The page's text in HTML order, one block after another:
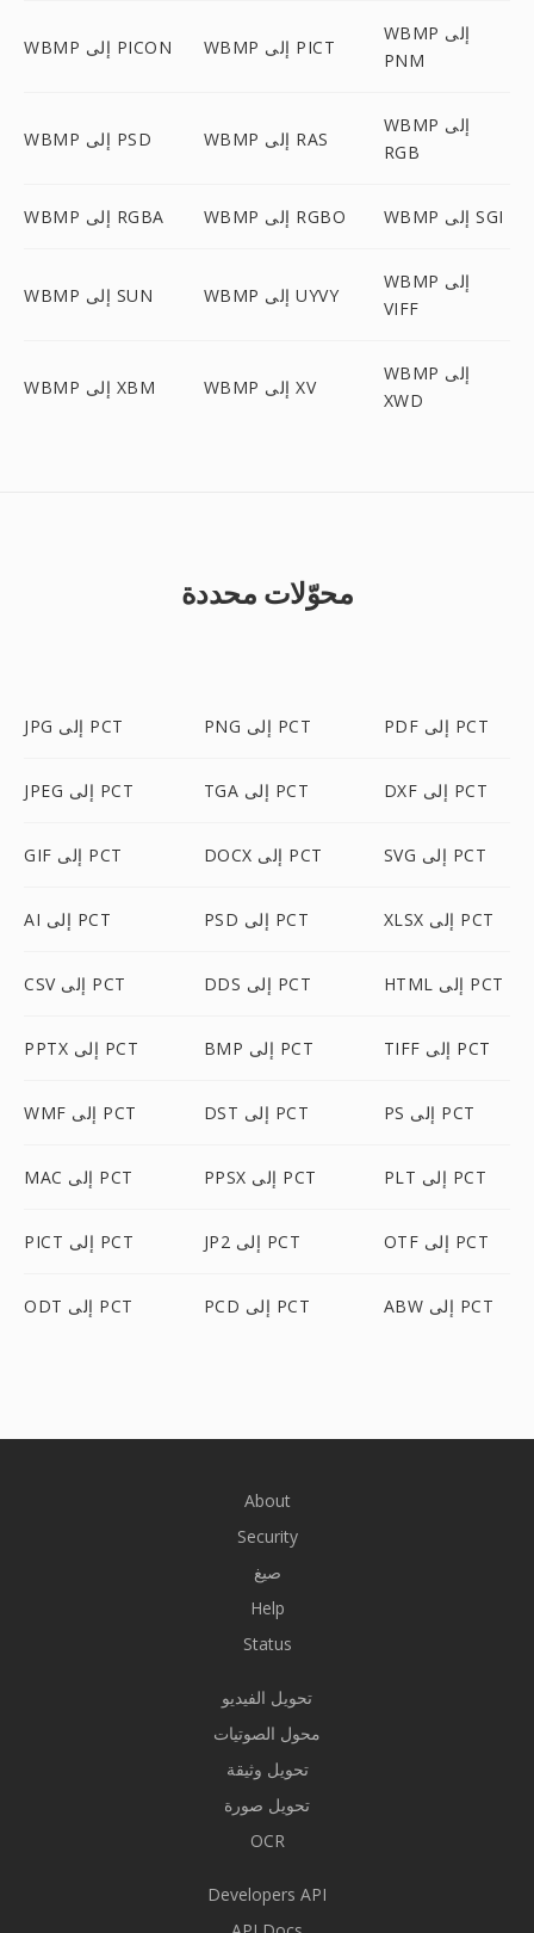
WBMP إلى PICON WBMP إلى PICT
WBMP إلى
PNM
WBMP إلى PSD WBMP إلى RAS
WBMP إلى
RGB
WBMP إلى RGBA WBMP إلى RGBO WBMP إلى SGI
WBMP إلى SUN WBMP إلى UYVY
WBMP إلى
VIFF
WBMP إلى XBM WBMP إلى XV
WBMP إلى
XWD
محوّلات محددة
JPG إلى PCT PNG إلى PCT PDF إلى PCT
JPEG إلى PCT TGA إلى PCT DXF إلى PCT
GIF إلى PCT DOCX إلى PCT SVG إلى PCT
AI إلى PCT PSD إلى PCT XLSX إلى PCT
CSV إلى PCT DDS إلى PCT HTML إلى PCT
PPTX إلى PCT BMP إلى PCT TIFF إلى PCT
WMF إلى PCT DST إلى PCT PS إلى PCT
MAC إلى PCT PPSX إلى PCT PLT إلى PCT
PICT إلى PCT JP2 إلى PCT OTF إلى PCT
ODT إلى PCT PCD إلى PCT ABW إلى PCT
About
Security
صيغ
Help
Status
تحويل الفيديو
محول الصوتيات
تحويل وثيقة
تحويل صورة
OCR
Developers API